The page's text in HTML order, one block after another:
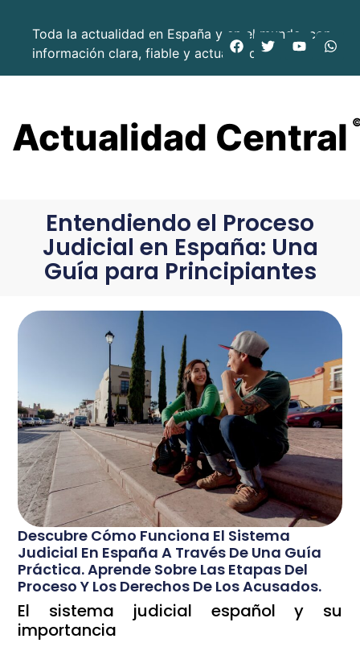
Toda la actualidad en España y en el mundo, con
información clara, fiable y actualizada.
Actualidad Central
Entendiendo el Proceso
Judicial en España: Una
Guía para Principiantes
Descubre Cómo Funciona El Sistema
Judicial En España A Través De Una Guía
Práctica. Aprende Sobre Las Etapas Del
Proceso Y Los Derechos De Los Acusados.
El sistema judicial español y su
importancia